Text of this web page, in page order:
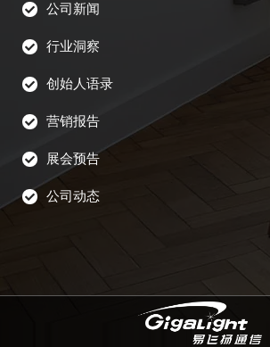
公司新闻
行业洞察
创始人语录
营销报告
展会预告
公司动态